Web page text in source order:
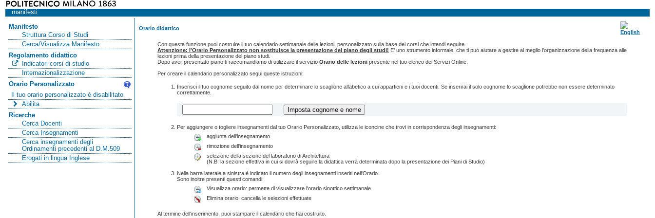
manifesti
Manifesto
Struttura Corso di Studi
Cerca/Visualizza Manifesto
Regolamento didattico
Indicatori corsi di studio
Internazionalizzazione
Orario Personalizzato
Il tuo orario personalizzato è disabilitato
Abilita
Ricerche
Cerca Docenti
Cerca Insegnamenti
Cerca insegnamenti degli
Ordinamenti precedenti al D.M.509
Erogati in lingua Inglese
Orario didattico
Con questa funzione puoi costruire il tuo calendario settimanale delle lezioni, personalizzato sulla base dei corsi che intendi seguire.
Attenzione: l'Orario Personalizzato non sostituisce la presentazione del piano degli studi! E' uno strumento informale, che ti può aiutare a gestire al meglio l'organizzazione della frequenza alle
lezioni prima della presentazione del piano studi.
Dopo aver presentato piano ti raccomandiamo di utilizzare il servizio Orario delle lezionipresente nel tuo elenco dei Servizi Online.
Per creare il calendario personalizzato segui queste istruzioni:
Inserisci il tuo cognome seguito dal nome per determinare lo scaglione alfabetico a cui appartieni e i tuoi docenti. Se inserirai il solo cognome lo scaglione potrebbe non essere determinato
correttamente.
Per aggiungere o togliere insegnamenti dal tuo Orario Personalizzato, utilizza le iconcine che trovi in corrispondenza degli insegnamenti:
aggiunta dell'insegnamento
rimozione dell'insegnamento
selezione della sezione del laboratorio di Architettura
(N.B: la sezione effettiva in cui si dovrà seguire la didattica verrà determinata dopo la presentazione dei Piani di Studio)
Nella barra laterale a sinistra è indicato il numero degli insegnamenti inseriti nell'Orario.
Sono inoltre presenti questi comandi:
Visualizza orario: permette di visualizzare l'orario sinottico settimanale
Elimina orario: cancella le selezioni effettuate
Al termine dell'inserimento, puoi stampare il calendario che hai costruito.